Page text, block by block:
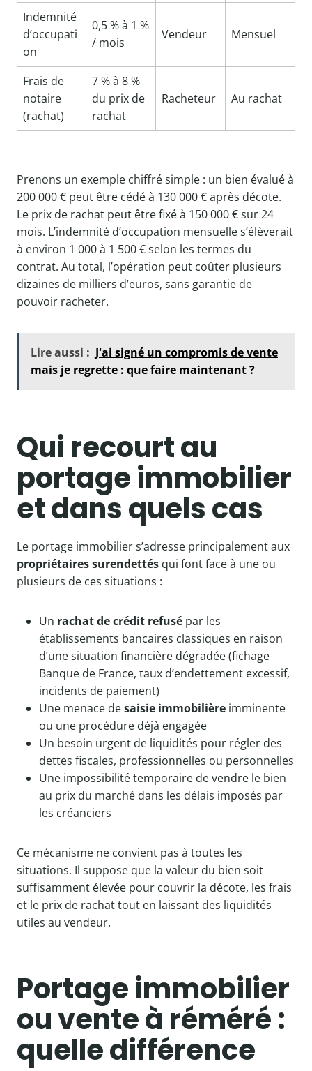
Indemnité
d’occupati
on
0,5 % à 1 %
/ mois
Vendeur Mensuel
Frais de
notaire
(rachat)
7 % à 8 %
du prix de
rachat
Racheteur Au rachat
Prenons un exemple chiffré simple : un bien évalué à
200 000 € peut être cédé à 130 000 € après décote.
Le prix de rachat peut être fixé à 150 000 € sur 24
mois. L’indemnité d’occupation mensuelle s’élèverait
à environ 1 000 à 1 500 € selon les termes du
contrat. Au total, l’opération peut coûter plusieurs
dizaines de milliers d’euros, sans garantie de
pouvoir racheter.
Lire aussi : J'ai signé un compromis de vente
mais je regrette : que faire maintenant ?
Qui recourt au
portage immobilier
et dans quels cas
Le portage immobilier s’adresse principalement aux
propriétaires surendettés qui font face à une ou
plusieurs de ces situations :
Un rachat de crédit refusé par les
établissements bancaires classiques en raison
d’une situation financière dégradée (fichage
Banque de France, taux d’endettement excessif,
incidents de paiement)
Une menace desaisie immobilière imminente
ou une procédure déjà engagée
Un besoin urgent de liquidités pour régler des
dettes fiscales, professionnelles ou personnelles
Une impossibilité temporaire de vendre le bien
au prix du marché dans les délais imposés par
les créanciers
Ce mécanisme ne convient pas à toutes les
situations. Il suppose que la valeur du bien soit
suffisamment élevée pour couvrir la décote, les frais
et le prix de rachat tout en laissant des liquidités
utiles au vendeur.
Portage immobilier
ou vente à réméré :
quelle différence